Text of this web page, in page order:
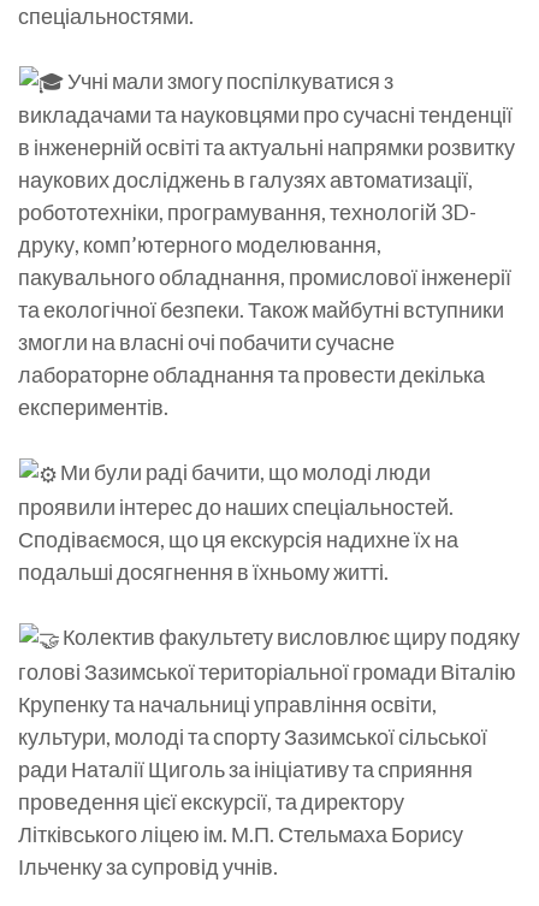
спеціальностями.
Учні мали змогу поспілкуватися з
викладачами та науковцями про сучасні тенденції
в інженерній освіті та актуальні напрямки розвитку
наукових досліджень в галузях автоматизації,
робототехніки, програмування, технологій 3D-
друку, комп’ютерного моделювання,
пакувального обладнання, промислової інженерії
та екологічної безпеки. Також майбутні вступники
змогли на власні очі побачити сучасне
лабораторне обладнання та провести декілька
експериментів.
Ми були раді бачити, що молоді люди
проявили інтерес до наших спеціальностей.
Сподіваємося, що ця екскурсія надихне їх на
подальші досягнення в їхньому житті.
Колектив факультету висловлює щиру подяку
голові Зазимської територіальної громади Віталію
Крупенку та начальниці управління освіти,
культури, молоді та спорту Зазимської сільської
ради Наталії Щиголь за ініціативу та сприяння
проведення цієї екскурсії, та директору
Літківського ліцею ім. М.П. Стельмаха Борису
Ільченку за супровід учнів.